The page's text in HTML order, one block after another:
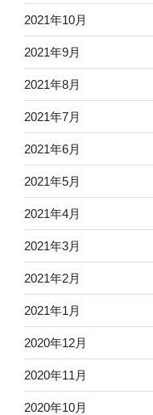
2021年10月
2021年9月
2021年8月
2021年7月
2021年6月
2021年5月
2021年4月
2021年3月
2021年2月
2021年1月
2020年12月
2020年11月
2020年10月